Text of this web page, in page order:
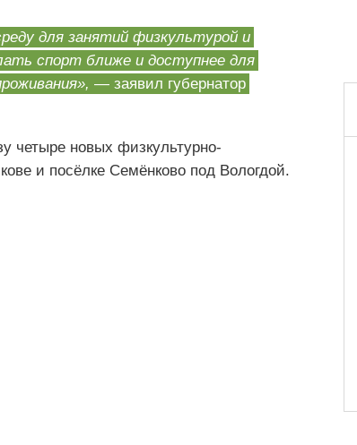
для занятий физкультурой и
спорт ближе и доступнее для
— заявил губернатор
четыре новых физкультурно-
и посёлке Семёнково под Вологдой.